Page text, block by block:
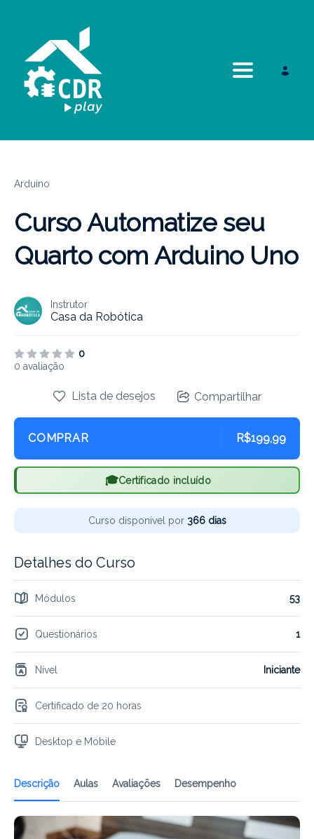
Toggle
Arduino
Curso Automatize seu
Quarto com Arduino Uno
Instrutor
Casa da Robótica
0
0 avaliação
Descrição Aulas Avaliações Desempenho
Lista de desejos Compartilhar
COMPRAR R$199,99
Certificado incluído
Curso disponível por 366 dias
Detalhes do Curso
Módulos 53
Questionários 1
Nível Iniciante
Certificado de 20 horas
Desktop e Mobile